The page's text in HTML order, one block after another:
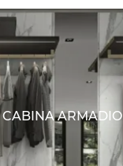
CABINA ARMADIO